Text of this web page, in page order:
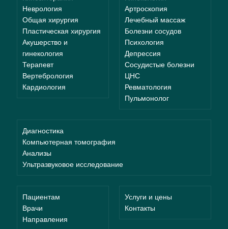
Неврология
Общая хирургия
Пластическая хирургия
Акушерство и
гинекология
Терапевт
Вертебрология
Кардиология
Артроскопия
Лечебный массаж
Болезни сосудов
Психология
Депрессия
Сосудистые болезни
ЦНС
Ревматология
Пульмонолог
Диагностика
Компьютерная томография
Анализы
Ультразвуковое исследование
Пациентам
Врачи
Направления
Услуги и цены
Контакты